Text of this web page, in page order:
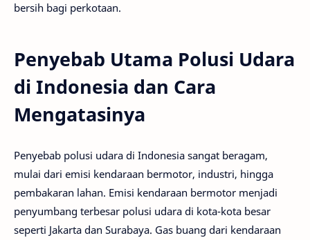
bersih bagi perkotaan.
Penyebab Utama Polusi Udara
di Indonesia dan Cara
Mengatasinya
Penyebab polusi udara di Indonesia sangat beragam,
mulai dari emisi kendaraan bermotor, industri, hingga
pembakaran lahan. Emisi kendaraan bermotor menjadi
penyumbang terbesar polusi udara di kota-kota besar
seperti Jakarta dan Surabaya. Gas buang dari kendaraan